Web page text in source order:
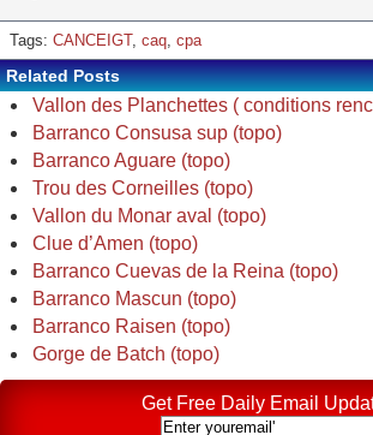
Tags: CANCEIGT, caq cpa
Related Posts
Vallon des Planchettes ( conditions
Barranco Consusa sup (topo)
Barranco Aguare (topo)
Trou des Corneilles (topo)
Vallon du Monar aval (topo)
Clue d’Amen (topo)
Barranco Cuevas de la Reina (topo)
Barranco Mascun (topo)
Barranco Raisen (topo)
Gorge de Batch (topo)
Get Free Daily Email